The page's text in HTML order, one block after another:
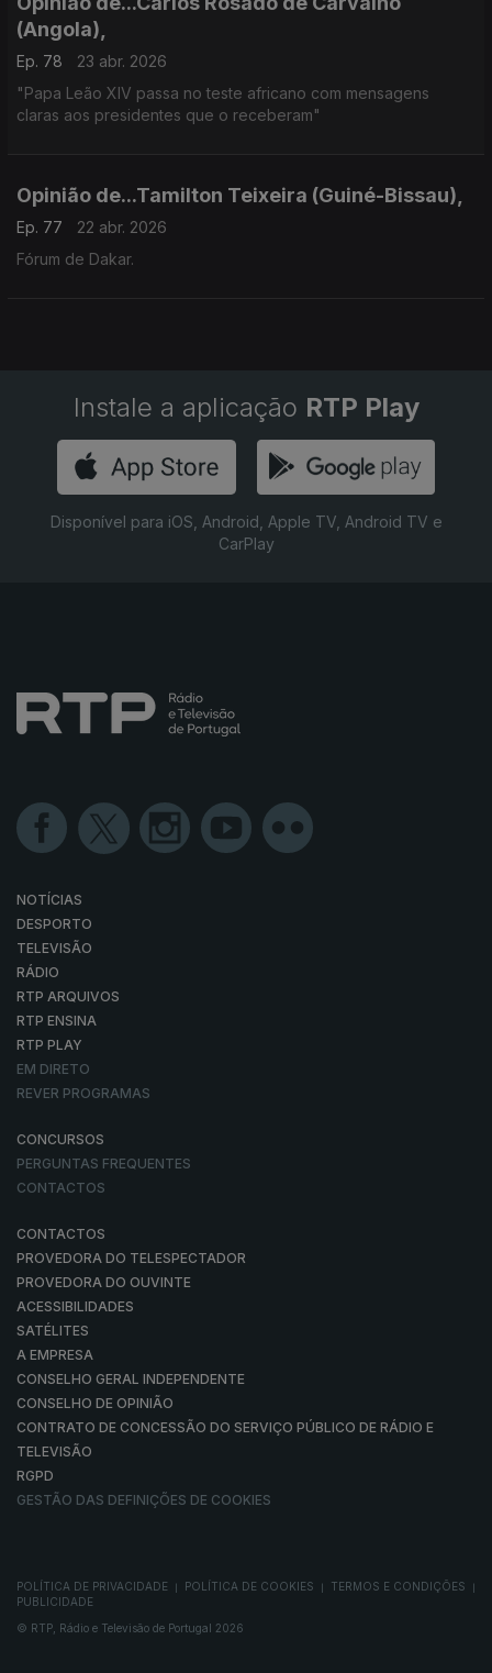
(Angola),
Ep. 78
23 abr. 2026
"Papa Leão XIV passa no teste africano com mensagens
claras aos presidentes que o receberam"
Opinião de...Tamilton Teixeira (Guiné-Bissau),
Ep. 77
22 abr. 2026
Fórum de Dakar.
Instale a aplicação RTP Play
Disponível para iOS, Android, Apple TV, Android TV e
CarPlay
NOTÍCIAS
DESPORTO
TELEVISÃO
RÁDIO
RTP ARQUIVOS
RTP ENSINA
RTP PLAY
EM DIRETO
REVER PROGRAMAS
CONCURSOS
PERGUNTAS FREQUENTES
CONTACTOS
CONTACTOS
PROVEDORA DO TELESPECTADOR
PROVEDORA DO OUVINTE
ACESSIBILIDADES
SATÉLITES
A EMPRESA
CONSELHO GERAL INDEPENDENTE
CONSELHO DE OPINIÃO
CONTRATO DE CONCESSÃO DO SERVIÇO PÚBLICO DE RÁDIO E
TELEVISÃO
RGPD
GESTÃO DAS DEFINIÇÕES DE COOKIES
POLÍTICA DE PRIVACIDADE POLÍTICA DE COOKIES TERMOS E CONDIÇÕES
PUBLICIDADE
© RTP, Rádio e Televisão de Portugal 2026